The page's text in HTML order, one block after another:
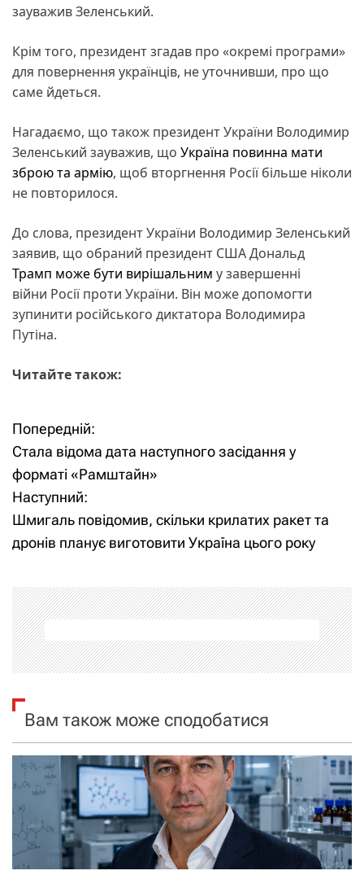
зауважив Зеленський.
Крім того, президент згадав про «окремі програми»
для повернення українців, не уточнивши, про що
саме йдеться.
Нагадаємо, що також президент України Володимир
Зеленський зауважив, що Україна повинна мати
зброю та армію, щоб вторгнення Росії більше ніколи
не повторилося.
До слова, президент України Володимир Зеленський
заявив, що обраний президент США Дональд
Трамп може бути вирішальним у завершенні
війни Росії проти України. Він може допомогти
зупинити російського диктатора Володимира
Путіна.
Читайте також:
Н
а
в
і
а
ц
і
я
з
а
п
и
Попередній:
Стала відома дата наступного засідання у
форматі «Рамштайн»
Наступний:
Шмигаль повідомив, скільки крилатих ракет та
дронів планує виготовити Україна цього року
Вам також може сподобатися